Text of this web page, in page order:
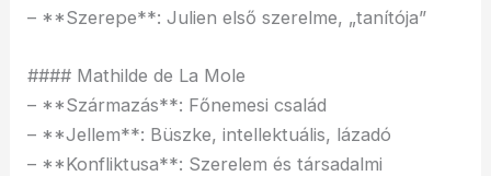
– **Szerepe**: Julien első szerelme, „tanítója”
#### Mathilde de La Mole
– **Származás**: Főnemesi család
– **Jellem**: Büszke, intellektuális, lázadó
– **Konfliktusa**: Szerelem és társadalmi